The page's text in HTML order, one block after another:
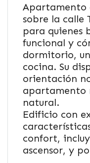
Apartamento
sobre la calle
para quienes
funcional y
dormitorio,
cocina. Su
orientación
apartamento
natural.
Edificio con
confort,
ascensor, y